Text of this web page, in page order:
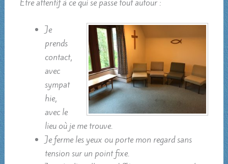
Être attentif à ce qui se passe tout autour :
Je
prends
contact,
avec
sympat
hie,
avec le
lieu où je me trouve.
Je ferme les yeux ou porte mon regard sans
tension sur un point fixe.